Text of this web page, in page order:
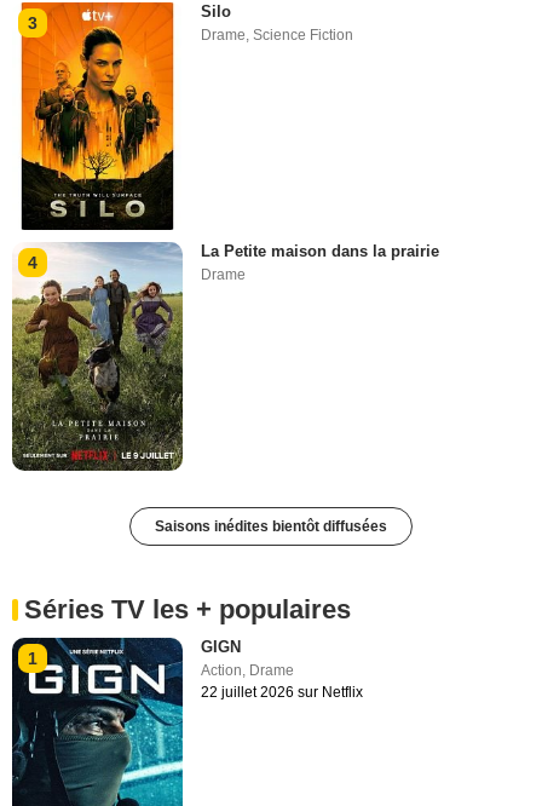
3
Silo
Drame,Science Fiction
4
La Petite maison dans la prairie
Drame
Saisons inédites bientôt diffusées
Séries TV les + populaires
1
GIGN
Action Drame
22 juillet 2026 sur Netflix